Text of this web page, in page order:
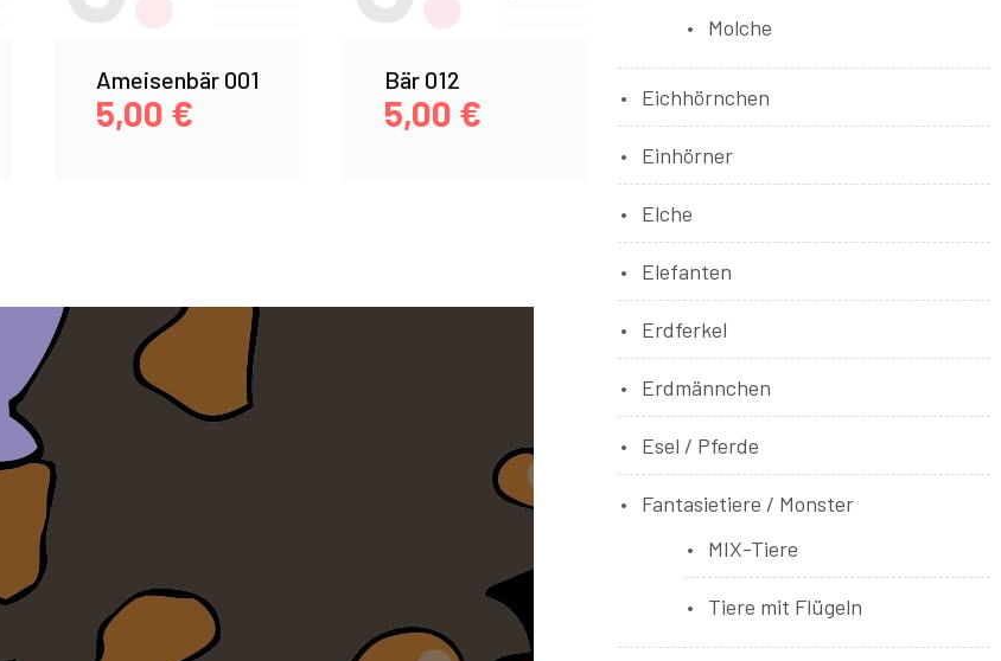
Ameisenbär 001
5,00 €
Bär 012
5,00 €
Molche
Eichhörnchen
Einhörner
Elche
Elefanten
Erdferkel
Erdmännchen
Esel / Pferde
Fantasietiere / Monster
MIX-Tiere
Tiere mit Flügeln